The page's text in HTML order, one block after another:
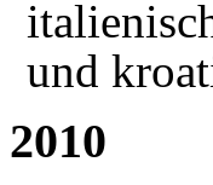
und
2010